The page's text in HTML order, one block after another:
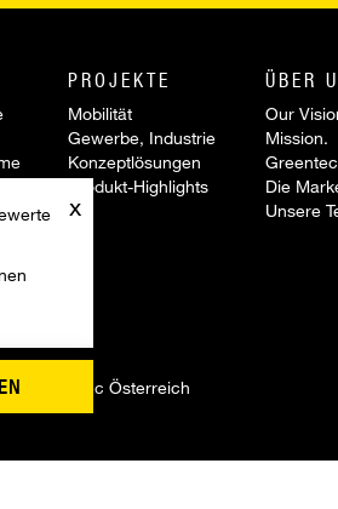
x
PROJEKTE
Mobilität
Gewerbe, Industrie
Konzeptlösungen
Produkt-Highlights
ÜBER
Our
Mission.
Die
Unsere
Innotec Österreich